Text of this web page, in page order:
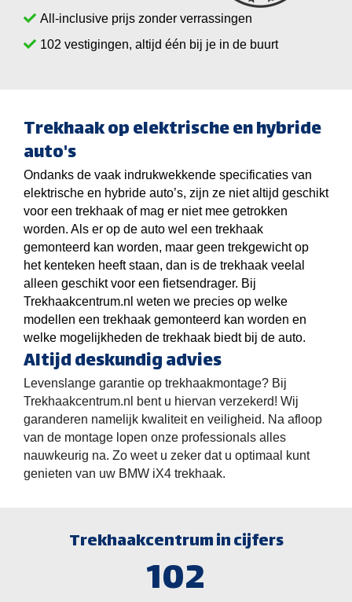
All-inclusive prijs zonder verrassingen
vestigingen, altijd één bij je in de buurt
Trekhaak op elektrische en hybride
auto's
Ondanks de vaak indrukwekkende specificaties van
elektrische en hybride auto’s, zijn ze niet altijd geschikt
voor een trekhaak of mag er niet mee getrokken
worden. Als er op de auto wel een trekhaak
gemonteerd kan worden, maar geen trekgewicht op
het kenteken heeft staan, dan is de trekhaak veelal
alleen geschikt voor een fietsendrager. Bij
Trekhaakcentrum.nl weten we precies op welke
modellen een trekhaak gemonteerd kan worden en
welke mogelijkheden de trekhaak biedt bij de auto.
Altijd deskundig advies
Levenslange garantie op trekhaakmontage? Bij
Trekhaakcentrum.nl bent u hiervan verzekerd! Wij
garanderen namelijk kwaliteit en veiligheid. Na afloop
van de montage lopen onze professionals alles
nauwkeurig na. Zo weet u zeker dat u optimaal kunt
genieten van uw BMW iX4 trekhaak.
Trekhaakcentrum in cijfers
102